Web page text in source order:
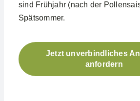
sind Frühjahr (nach der
Spätsommer.
Jetzt unverbindliches
anfordern